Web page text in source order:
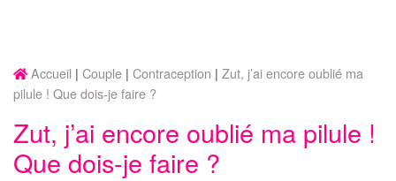
Accueil Couple Contraception
Zut, j’ai encore oublié ma
pilule ! Que dois-je faire ?
Zut, j’ai encore oublié ma pilule !
Que dois-je faire ?